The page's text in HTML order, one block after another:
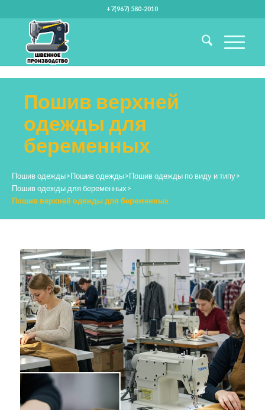
+7(967) 580-2010
Пошив верхней
одежды для
беременных
Пошив одежды>Пошив одежды>Пошив одежды по виду и типу>
Пошив одежды для беременных>
Пошив верхней одежды для беременных